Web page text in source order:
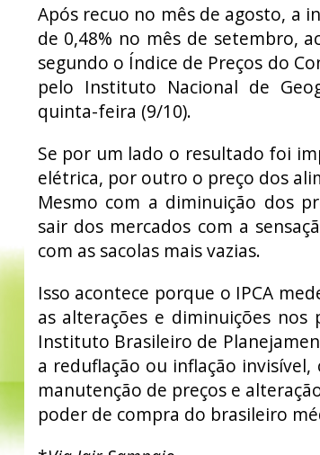
Após recuo no mês de agosto, a
de 0,48% no mês de setembro,
segundo o Índice de Preços do
pelo Instituto Nacional de
quinta-feira (9/10).
Se por um lado o resultado foi
elétrica, por outro o preço dos
Mesmo com a diminuição dos
sair dos mercados com a
com as sacolas mais vazias.
Isso acontece porque o IPCA
as alterações e diminuições
Instituto Brasileiro de
a reduflação ou inflação
manutenção de preços e
poder de compra do brasileiro